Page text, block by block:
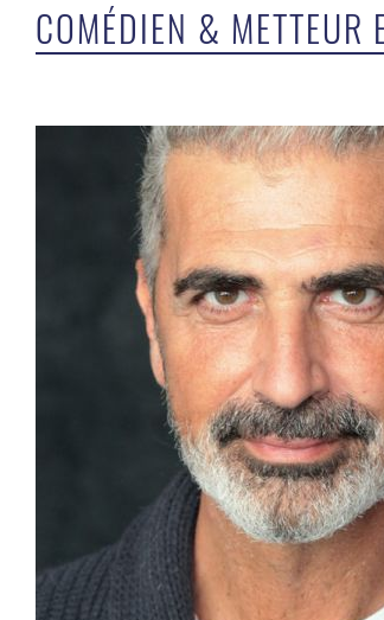
COMÉDIEN & METTEUR